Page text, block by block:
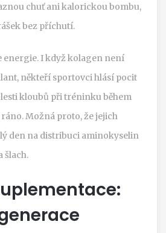
chuť ani kalorickou bombu,
bez příchutí.
energie. I když kolagen není
někteří sportovci hlásí pocit
kloubů při tréninku během
Možná proto, že jejich
den na distribuci aminokyselin
šlach.